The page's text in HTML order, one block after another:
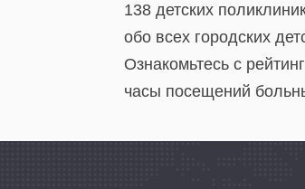
138 детских
обо всех городских
Ознакомьтесь с
часы посещений